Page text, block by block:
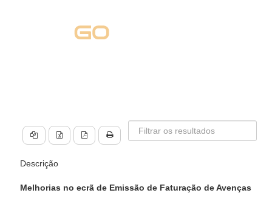
Descrição
Melhorias no ecrã de Emissão de Faturação de Avenças